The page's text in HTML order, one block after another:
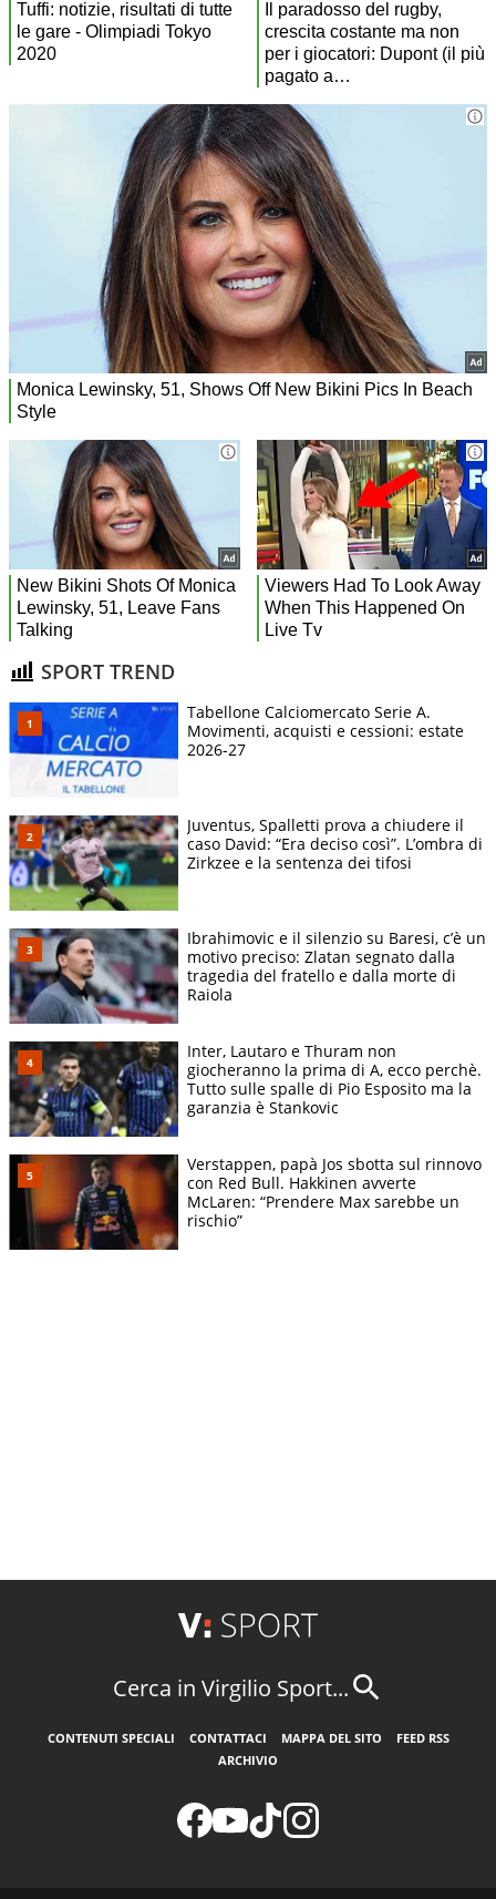
SPORT TREND
Tabellone Calciomercato Serie A.
Movimenti, acquisti e cessioni: estate
2026-27
Juventus, Spalletti prova a chiudere il
caso David: “Era deciso così”. L’ombra di
Zirkzee e la sentenza dei tifosi
Ibrahimovic e il silenzio su Baresi, c’è un
motivo preciso: Zlatan segnato dalla
tragedia del fratello e dalla morte di
Raiola
Inter, Lautaro e Thuram non
giocheranno la prima di A, ecco perchè.
Tutto sulle spalle di Pio Esposito ma la
garanzia è Stankovic
Verstappen, papà Jos sbotta sul rinnovo
con Red Bull. Hakkinen avverte
McLaren: “Prendere Max sarebbe un
rischio”
Cerca in Virgilio Sport...
CONTENUTI SPECIALI CONTATTACI MAPPA DEL SITO
FEED RSS
ARCHIVIO